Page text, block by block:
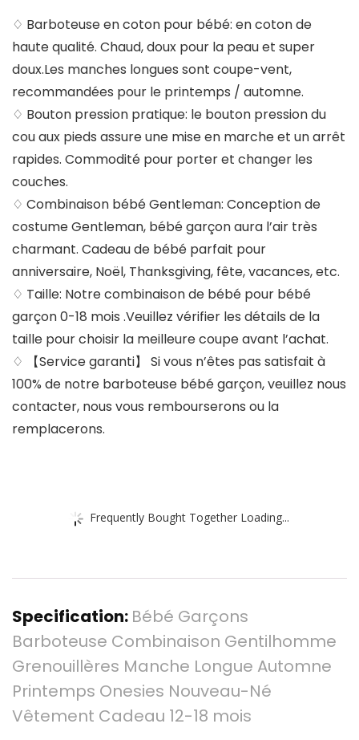
♢ Barboteuse en coton pour bébé: en coton de
haute qualité. Chaud, doux pour la peau et super
doux.Les manches longues sont coupe-vent,
recommandées pour le printemps / automne.
♢ Bouton pression pratique: le bouton pression du
cou aux pieds assure une mise en marche et un arrêt
rapides. Commodité pour porter et changer les
couches.
♢ Combinaison bébé Gentleman: Conception de
costume Gentleman, bébé garçon aura l’air très
charmant. Cadeau de bébé parfait pour
anniversaire, Noël, Thanksgiving, fête, vacances, etc.
♢ Taille: Notre combinaison de bébé pour bébé
garçon 0-18 mois .Veuillez vérifier les détails de la
taille pour choisir la meilleure coupe avant l’achat.
♢ 【Service garanti】 Si vous n’êtes pas satisfait à
100% de notre barboteuse bébé garçon, veuillez nous
contacter, nous vous rembourserons ou la
remplacerons.
Frequently Bought Together Loading...
Specification: Bébé Garçons
Barboteuse Combinaison Gentilhomme
Grenouillères Manche Longue Automne
Printemps Onesies Nouveau-Né
Vêtement Cadeau 12-18 mois